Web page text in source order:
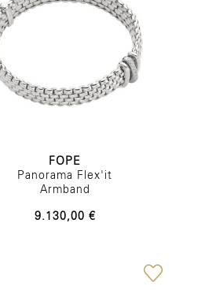
FOPE
Panorama Flex'it
Armband
9.130,00 €